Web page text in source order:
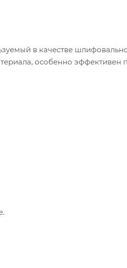
в качестве
особенно эффективен